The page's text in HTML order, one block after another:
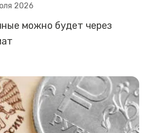
2026
можно будет через